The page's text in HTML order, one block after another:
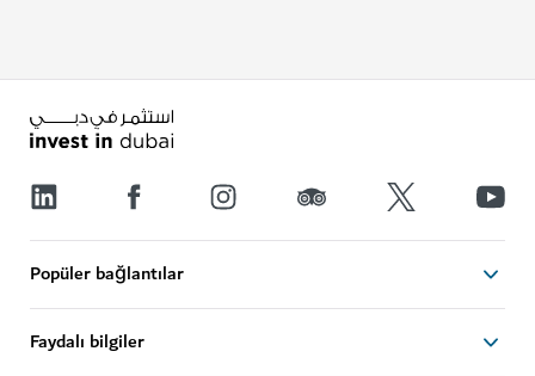
Popüler bağlantılar
Faydalı bilgiler